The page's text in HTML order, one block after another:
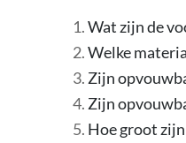
Wat zijn de
Welke
Zijn
Zijn
Hoe groot